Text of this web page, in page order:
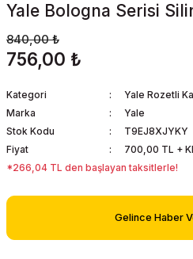
Yale Bologna Serisi
840,00 ₺
756,00 ₺
Kategori
Yale Rozetli
Marka
Yale
Stok Kodu
T9EJ8XJYKY
Fiyat
700,00 TL +
*266,04 TL den başlayan taksitlerle!
Gelince Haber